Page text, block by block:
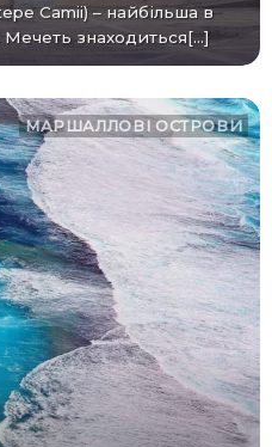
Мечеть знаходиться[...]
МАРШАЛЛОВІ ОСТРОВИ